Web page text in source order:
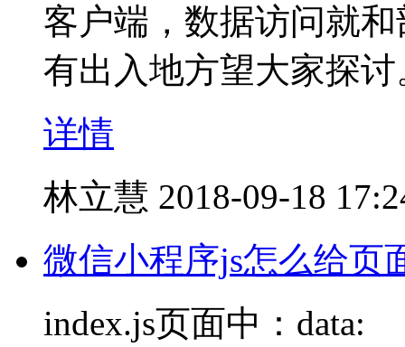
客户端，数据访问就
有出入地方望大家探讨
详情
林立慧 2018-09-18
微信小程序js怎么给页
index.js页面中：data: